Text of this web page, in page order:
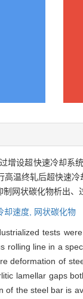
增设超快速冷却系
温终轧后超快速
网状碳化物析出
却速度, 网状碳化物
tests
rolling line in a
deformation of
lamellar gaps
of the steel bar is